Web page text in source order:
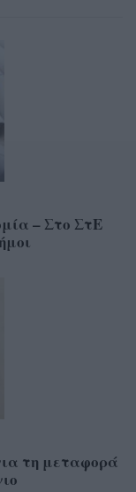
– Στο ΣτΕ
τη μεταφορά